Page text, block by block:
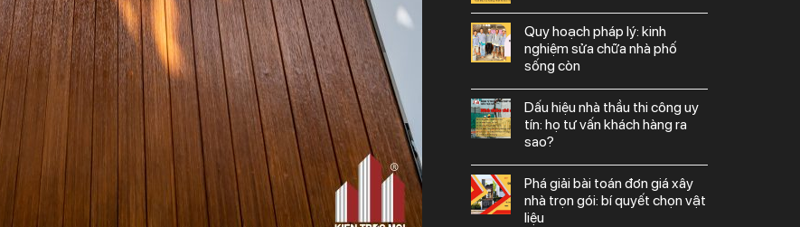
quy hoạch pháp lý: kinh
nghiệm sửa chữa nhà phố
sống còn
dấu hiệu nhà thầu thi công uy
tín: họ tư vấn khách hàng ra
sao?
phá giải bài toán đơn giá xây
nhà trọn gói: bí quyết chọn vật
liệu